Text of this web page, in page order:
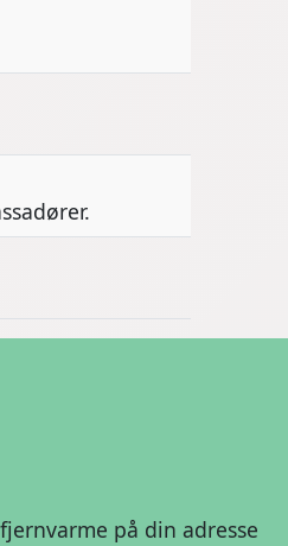
på din adresse